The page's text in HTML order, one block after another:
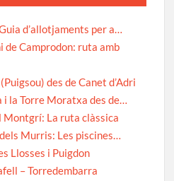
d’allotjaments per a…
de Camprodon: ruta amb
des de Canet d’Adri
i la Torre Moratxa des de…
Montgrí: La ruta clàssica
Murris: Les piscines…
Llosses i Puigdon
– Torredembarra